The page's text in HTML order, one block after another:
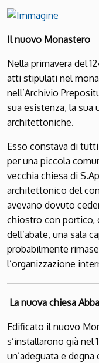
Il nuovo Monastero
Nella primavera del
atti stipulati nel
nell’Archivio
sua esistenza, la sua
architettoniche.
Esso constava di
per una piccola
vecchia chiesa di
architettonico del
avevano dovuto
chiostro con portico,
dell’abate, una sala
probabilmente
l’organizza­zione
La nuova chiesa
Edificato il nuovo
s’installarono già nel
un’adeguata e